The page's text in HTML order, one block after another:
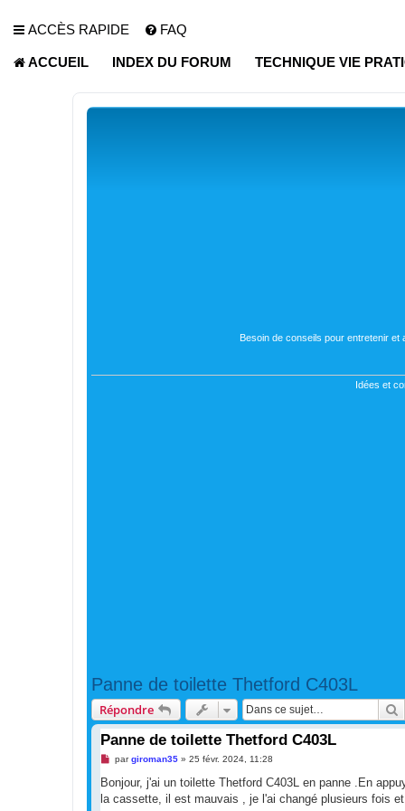
ACCÈS RAPIDE FAQ
ACCUEIL INDEX DU FORUM TECHNIQUE VIE
Besoin de conseils pour entretenir
Idées et
Panne de toilette Thetford C403L
Répondre
Panne de toilette Thetford C403L
M
s
a
pargiroman35» 25 févr. 2024, 11:28
Bonjour, j'ai un toilette Thetford C403L en panne .En
la cassette, il est mauvais , je l'ai changé plusieurs fois